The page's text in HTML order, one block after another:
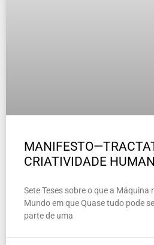
CRIATIVIDADE
Sete Teses sobre o que a Máquina
Mundo em que Quase tudo pode
parte de uma